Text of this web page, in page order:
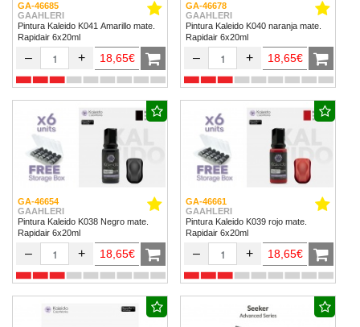
GA-46685
GAAHLERI
Pintura Kaleido K041 Amarillo mate.
Rapidair 6x20ml
– + 18,65€
GA-46678
GAAHLERI
Pintura Kaleido K040 naranja mate.
Rapidair 6x20ml
– + 18,65€
GA-46654
GAAHLERI
Pintura Kaleido K038 Negro mate.
Rapidair 6x20ml
– + 18,65€
GA-46661
GAAHLERI
Pintura Kaleido K039 rojo mate.
Rapidair 6x20ml
– + 18,65€